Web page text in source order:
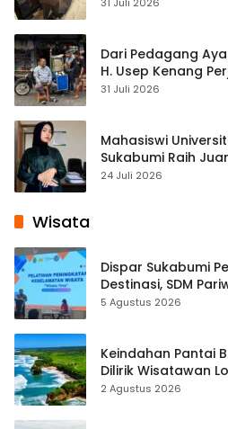
Dari Pedagang
H. Usep Kenang
Cisaat
31 Juli 2026
Mahasiswi
Sukabumi Raih
Pembelajaran
24 Juli 2026
Wisata
Dispar Sukabumi
Destinasi, SDM
hingga Teknik
5 Agustus 2026
Keindahan Pantai
Dilirik Wisatawan
2 Agustus 2026